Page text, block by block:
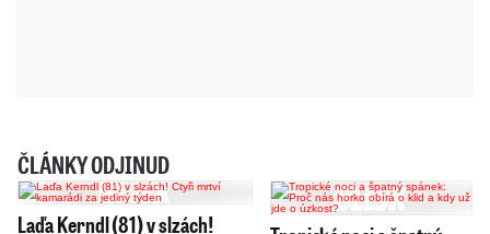
ČLÁNKY ODJINUD
Laďa Kerndl (81) v slzách!